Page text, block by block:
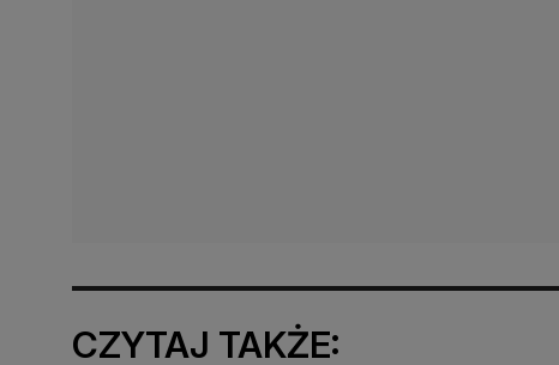
CZYTAJ TAKŻE: